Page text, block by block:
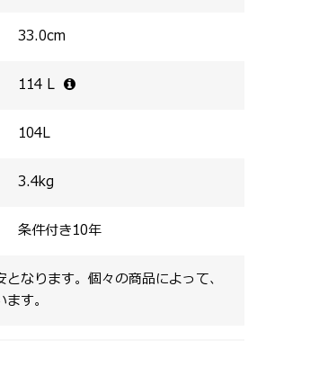
33.0cm
114 L
104L
3.4kg
条件付き10年
なります。個々の商品によって、
す。